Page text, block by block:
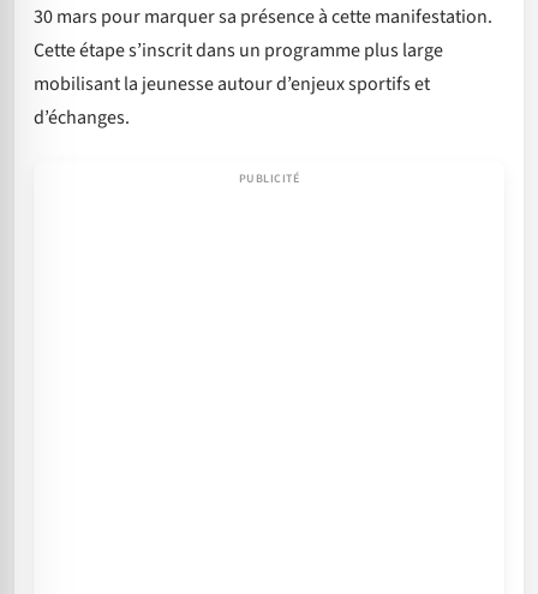
30 mars pour marquer sa présence à cette manifestation.
Cette étape s’inscrit dans un programme plus large
mobilisant la jeunesse autour d’enjeux sportifs et
d’échanges.